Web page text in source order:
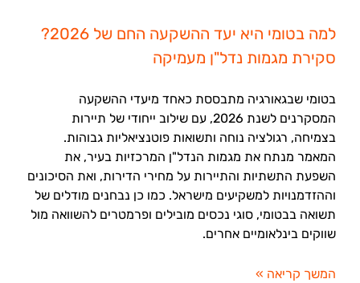
למה בטומי היא יעד ההשקעה החם של 2026?
סקירת מגמות נדל"ן מעמיקה
בטומי שבגאורגיה מתבססת כאחד מיעדי ההשקעה
המסקרנים לשנת 2026, עם שילוב ייחודי של תיירות
בצמיחה, רגולציה נוחה ותשואות פוטנציאליות גבוהות.
המאמר מנתח את מגמות הנדל"ן המרכזיות בעיר, את
השפעת התשתיות והתיירות על מחירי הדירות, ואת הסיכונים
וההזדמנויות למשקיעים מישראל. כמו כן נבחנים מודלים של
תשואה בבטומי, סוגי נכסים מובילים ופרמטרים להשוואה מול
שווקים בינלאומיים אחרים.
המשך קריאה »